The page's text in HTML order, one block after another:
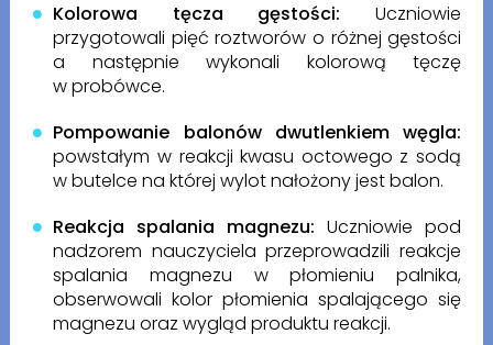
Kolorowa tęcza gęstości:Uczniowie
przygotowali pięć roztworów o różnej gęstości
a następnie wykonali kolorową tęczę
w probówce.
Pompowanie balonów dwutlenkiem węgla:
powstałym w reakcji kwasu octowego z sodą
w butelce na której wylot nałożony jest balon.
Reakcja spalania magnezu: Uczniowie pod
nadzorem nauczyciela przeprowadzili reakcje
spalania magnezu w płomieniu palnika,
obserwowali kolor płomienia spalającego się
magnezu oraz wygląd produktu reakcji.